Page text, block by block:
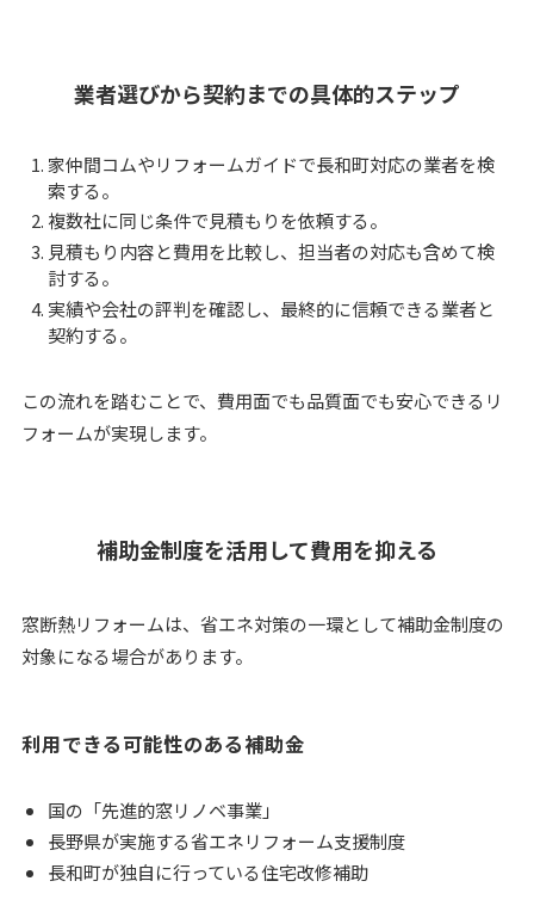
業者選びから契約までの具体的ステップ
家仲間コムやリフォームガイドで長和町対応の業者を検
索する。
複数社に同じ条件で見積もりを依頼する。
見積もり内容と費用を比較し、担当者の対応も含めて検
討する。
実績や会社の評判を確認し、最終的に信頼できる業者と
契約する。
この流れを踏むことで、費用面でも品質面でも安心できるリ
フォームが実現します。
補助金制度を活用して費用を抑える
窓断熱リフォームは、省エネ対策の一環として補助金制度の
対象になる場合があります。
利用できる可能性のある補助金
国の「先進的窓リノベ事業」
長野県が実施する省エネリフォーム支援制度
長和町が独自に行っている住宅改修補助